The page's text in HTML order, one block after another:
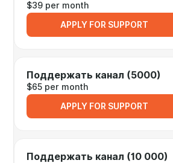
$39 per month
APPLY FOR SUPPORT
Поддержать канал (5000)
$65 per month
APPLY FOR SUPPORT
Поддержать канал (10 000)